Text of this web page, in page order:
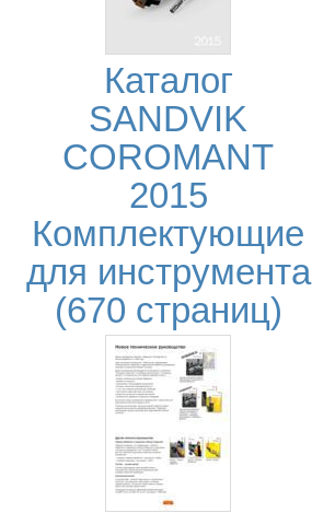
Каталог
SANDVIK
COROMANT
2015
Комплектующие
для инструмента
(670 страниц)